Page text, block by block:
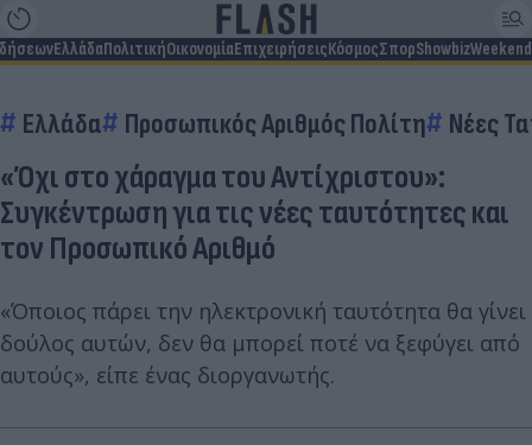
ΕλλάδαΠολιτικήΟικονομίαΕπιχειρήσειςΚόσμοςΣπορShowbizWeekend
Ελλάδα Προσωπικός Αριθμός Πολίτη Νέες
«Όχι στο χάραγμα του Αντίχριστου»:
Συγκέντρωση για τις νέες ταυτότητες και
τον Προσωπικό Αριθμό
«Όποιος πάρει την ηλεκτρονική ταυτότητα θα γίνει
δούλος αυτών, δεν θα μπορεί ποτέ να ξεφύγει από
αυτούς», είπε ένας διοργανωτής.